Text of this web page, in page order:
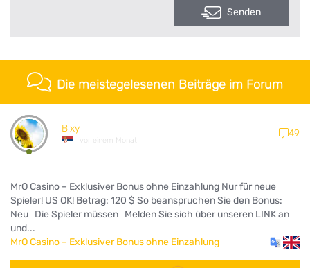
Senden
Die meistegelesenen Beiträge im Forum
Bixy
vor einem Monat
49
MrO Casino – Exklusiver Bonus ohne Einzahlung Nur für neue
Spieler! US OK! Betrag: 120 $ So beanspruchen Sie den Bonus:
Neu Die Spieler müssen Melden Sie sich über unseren LINK an
und...
MrO Casino – Exklusiver Bonus ohne Einzahlung